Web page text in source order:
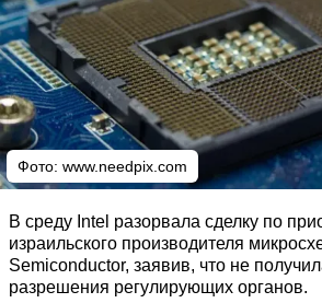
Фото: www.needpix.com
В среду Intel разорвала сделку по
израильского производителя
Semiconductor, заявив, что не
разрешения регулирующих органов.